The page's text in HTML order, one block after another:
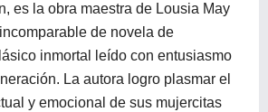
es la obra maestra de Lousia May
de novela de
inmortal leído con entusiasmo
La autora logro plasmar el
y emocional de sus mujercitas